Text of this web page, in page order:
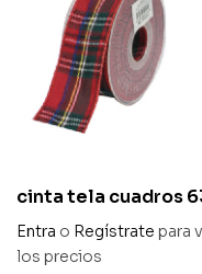
cinta tela cuadros
mm x 10 m
Entra o Regístrate para
los precios